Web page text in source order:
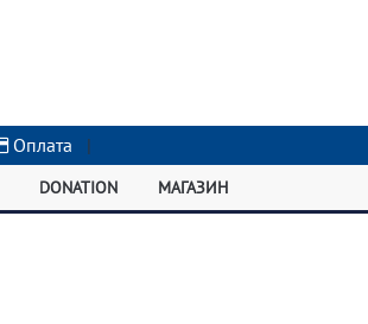
Оплата |
DONATION МАГАЗИН